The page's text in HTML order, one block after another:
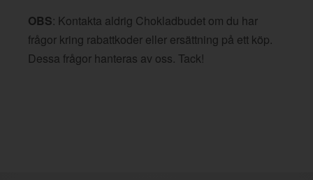
OBS: Kontakta aldrig Chokladbudet om du har
frågor kring rabattkoder eller ersättning på ett köp.
Dessa frågor hanteras av oss. Tack!